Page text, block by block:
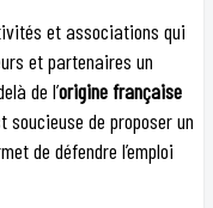
et associations qui
et partenaires un
de l’origine française
soucieuse de proposer un
de défendre l’emploi